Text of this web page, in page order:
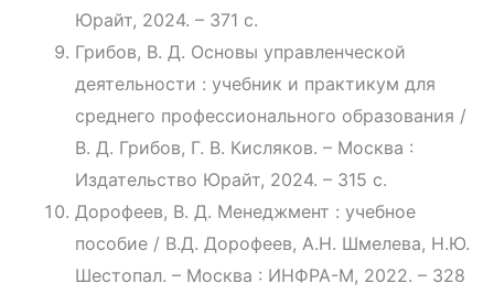
Юрайт, 2024. – 371 с.
Грибов, В. Д. Основы управленческой
деятельности : учебник и практикум для
среднего профессионального образования /
В. Д. Грибов, Г. В. Кисляков. – Москва :
Издательство Юрайт, 2024. – 315 с.
Дорофеев, В. Д. Менеджмент : учебное
пособие / В.Д. Дорофеев, А.Н. Шмелева, Н.Ю.
Шестопал. – Москва : ИНФРА-М, 2022. – 328